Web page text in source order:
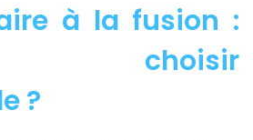
à la fusion :
choisir
?